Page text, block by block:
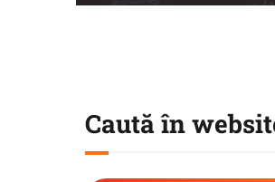
Caută în